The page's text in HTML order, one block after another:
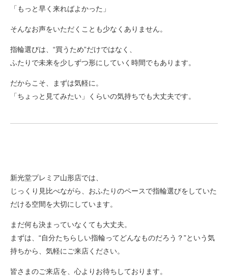
「もっと早く来ればよかった」
そんなお声をいただくことも少なくありません。
指輪選びは、“買うため”だけではなく、
ふたりで未来を少しずつ形にしていく時間でもあります。
だからこそ、まずは気軽に。
「ちょっと見てみたい」くらいの気持ちでも大丈夫です。
新光堂プレミア山形店では、
じっくり見比べながら、おふたりのペースで指輪選びをしていた
だける空間を大切にしています。
まだ何も決まっていなくても大丈夫。
まずは、“自分たちらしい指輪ってどんなものだろう？”という気
持ちから、気軽にご来店ください。
皆さまのご来店を、心よりお待ちしております。